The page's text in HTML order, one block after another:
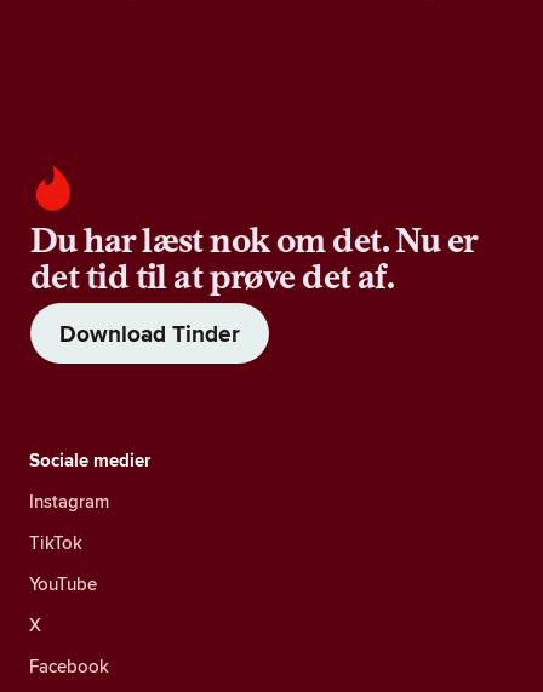
Du har læst nok om det. Nu er
det tid til at prøve det af.
Download Tinder
Sociale medier
Instagram
TikTok
YouTube
X
Facebook